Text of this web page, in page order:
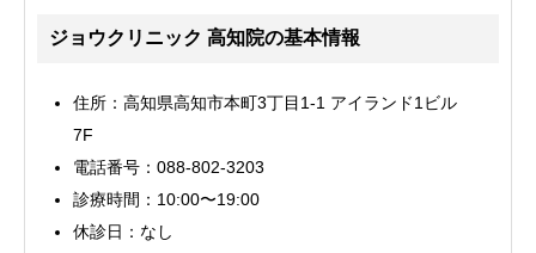
ジョウクリニック 高知院の基本情報
住所：高知県高知市本町3丁目1-1 アイランド1ビル
7F
電話番号：088-802-3203
診療時間：10:00〜19:00
休診日：なし